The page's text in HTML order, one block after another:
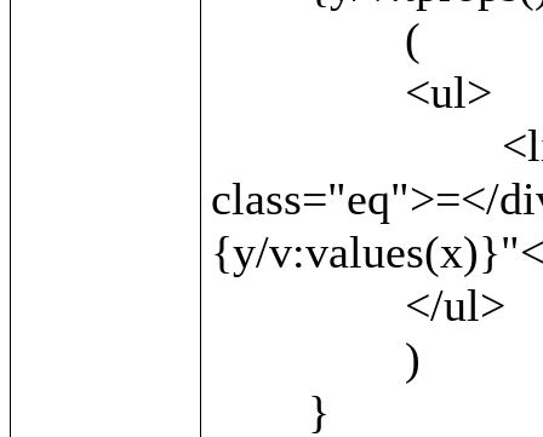
class="eq">=</
{y/